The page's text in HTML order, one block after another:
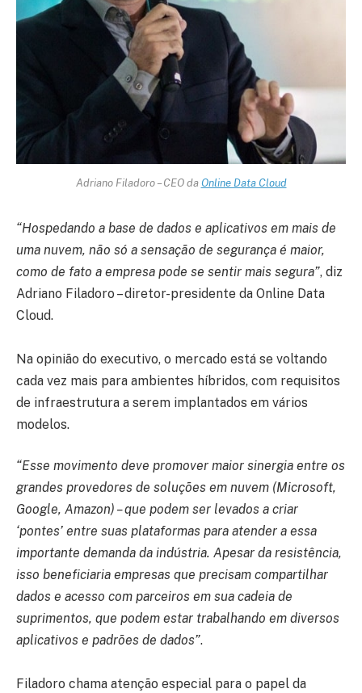
Adriano Filadoro – CEO daOnline Data Cloud
“Hospedando a base de dados e aplicativos em mais de
uma nuvem, não só a sensação de segurança é maior,
como de fato a empresa pode se sentir mais segura”, diz
Adriano Filadoro – diretor-presidente da Online Data
Cloud.
Na opinião do executivo, o mercado está se voltando
cada vez mais para ambientes híbridos, com requisitos
de infraestrutura a serem implantados em vários
modelos.
“Esse movimento deve promover maior sinergia entre os
grandes provedores de soluções em nuvem (Microsoft,
Google, Amazon) – que podem ser levados a criar
‘pontes’ entre suas plataformas para atender a essa
importante demanda da indústria. Apesar da resistência,
isso beneficiaria empresas que precisam compartilhar
dados e acesso com parceiros em sua cadeia de
suprimentos, que podem estar trabalhando em diversos
aplicativos e padrões de dados”.
Filadoro chama atenção especial para o papel da